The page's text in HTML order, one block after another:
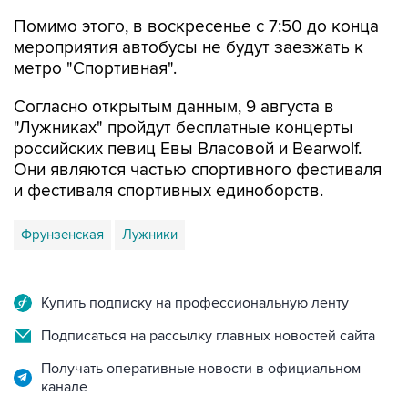
Помимо этого, в воскресенье с 7:50 до конца
мероприятия автобусы не будут заезжать к
метро "Спортивная".
Согласно открытым данным, 9 августа в
"Лужниках" пройдут бесплатные концерты
российских певиц Евы Власовой и Bearwolf.
Они являются частью спортивного фестиваля
и фестиваля спортивных единоборств.
Фрунзенская Лужники
Купить подписку на профессиональную ленту
Подписаться на рассылку главных новостей сайта
Получать оперативные новости в официальном
канале